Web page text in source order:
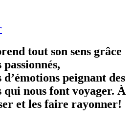
tout son sens grâce
peignant des
qui nous font voyager. À
et les faire rayonner!